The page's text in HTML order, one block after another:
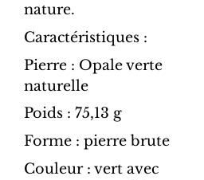
nature.
Caractéristiques :
Pierre : Opale verte
naturelle
Poids : 75,13 g
Forme : pierre brute
Couleur : vert avec